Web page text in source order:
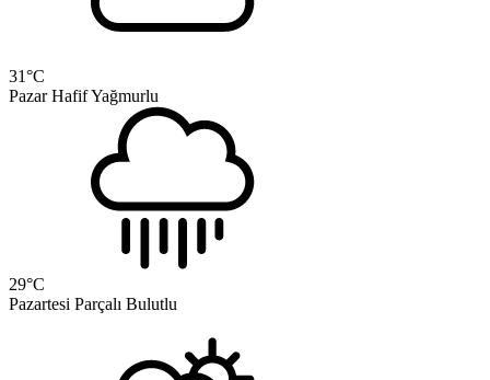
31°C
Pazar Hafif Yağmurlu
29°C
Pazartesi Parçalı Bulutlu